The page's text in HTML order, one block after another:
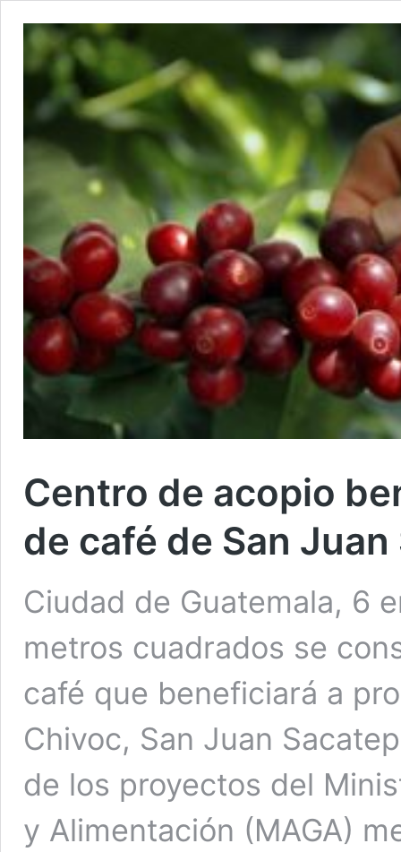
Centro de acopio
de café de San
Ciudad de Guatemala, 6
metros cuadrados se
café que beneficiará a
Chivoc, San Juan
de los proyectos del
y Alimentación (MAGA)